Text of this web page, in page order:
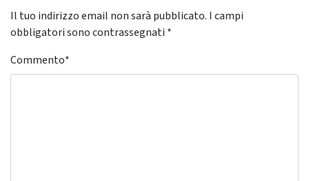
Il tuo indirizzo email non sarà pubblicato. I campi
obbligatori sono contrassegnati *
Commento*